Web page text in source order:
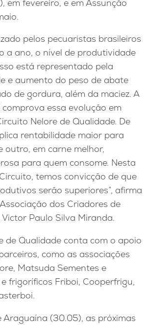
em fevereiro, e em Assunção
pelos pecuaristas brasileiros
a ano, o nível de produtividade
está representado pela
e aumento do peso de abate
de gordura, além da maciez. A
comprova essa evolução em
Nelore de Qualidade. De
rentabilidade maior para
outro, em carne melhor,
para quem consome. Nesta
temos convicção de que
serão superiores”, afirma
dos Criadores de
Victor Paulo Silva Miranda.
de Qualidade conta com o apoio
como as associações
Matsuda Sementes e
frigoríficos Friboi, Cooperfrigu,
Araguaína (30.05), as próximas